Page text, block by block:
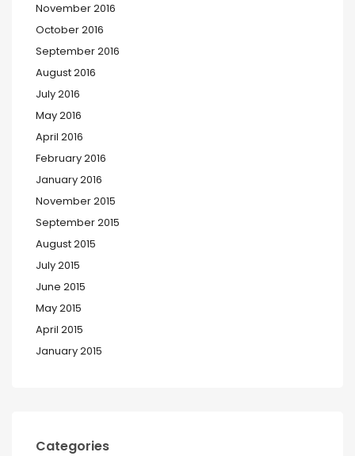
November 2016
October 2016
September 2016
August 2016
July 2016
May 2016
April 2016
February 2016
January 2016
November 2015
September 2015
August 2015
July 2015
June 2015
May 2015
April 2015
January 2015
Categories